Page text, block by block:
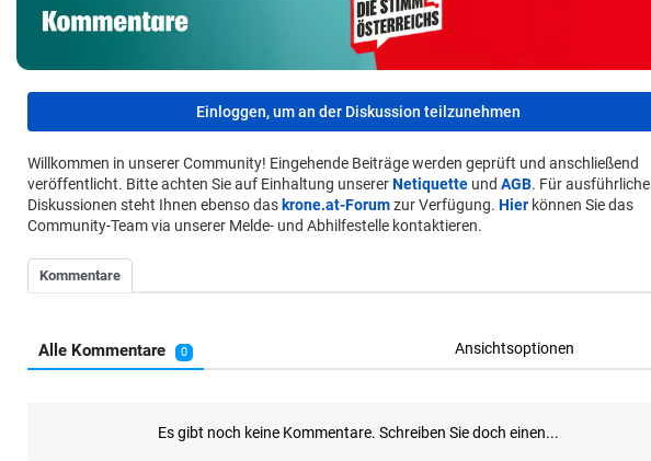
Einloggen, um an der Diskussion teilzunehmen
Willkommen in unserer Community! Eingehende Beiträge werden geprüft und anschließend
veröffentlicht. Bitte achten Sie auf Einhaltung unsererNetiquette und AGB. Für ausführliche
Diskussionen steht Ihnen ebenso das krone.at-Forumzur Verfügung. Hier können Sie das
Community-Team via unserer Melde- und Abhilfestelle kontaktieren.